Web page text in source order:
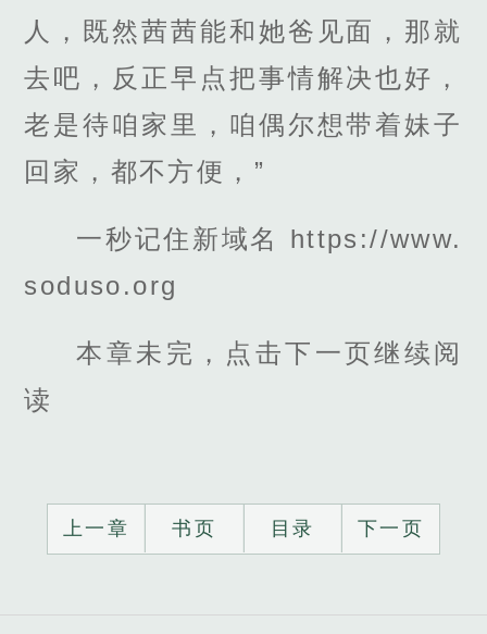
人，既然茜茜能和她爸见面，那就
去吧，反正早点把事情解决也好，
老是待咱家里，咱偶尔想带着妹子
回家，都不方便，”
一秒记住新域名 https://www.
soduso.org
本章未完，点击下一页继续阅
读
上一章 书页 目录 下一页